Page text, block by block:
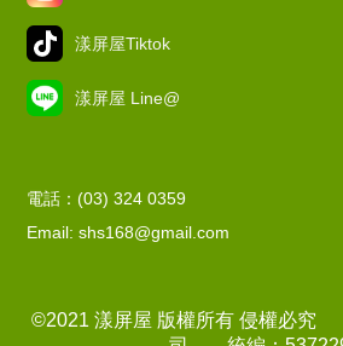
漾屏屋Tiktok
漾屏屋 Line@
電話：(03) 324 0359
Email: shs168@gmail.com
©2021 漾屏屋 版權所有 侵權必